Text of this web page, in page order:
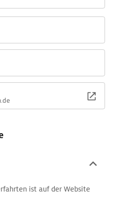
ist auf der Website